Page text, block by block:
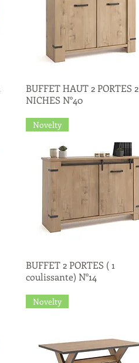
Quick View
BUFFET HAUT 2 PORTES 2
NICHES N°40
Quick View
Novelty
BUFFET 2 PORTES ( 1
coulissante) N°14
Novelty